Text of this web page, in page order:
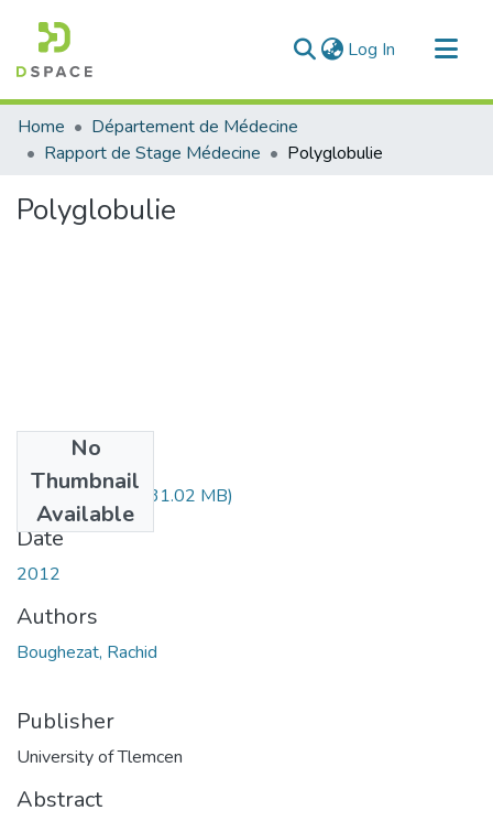
Log In (current)
Communities & Collections
All of DSpace
Home
Département de Médecine
Rapport de Stage Médecine
Polyglobulie
Polyglobulie
No
Thumbnail
Available
polyglobulie.pdf (31.02 MB)
Date
2012
Authors
Boughezat, Rachid
Publisher
University of Tlemcen
Abstract